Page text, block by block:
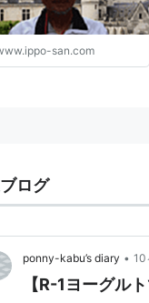
san.com
ログ
ponny-kabu’s diary • 10
【R-1ヨーグル